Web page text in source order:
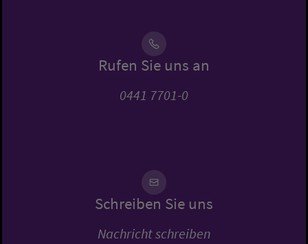
Rufen Sie uns an
0441 7701-0
Schreiben Sie uns
Nachricht schreiben